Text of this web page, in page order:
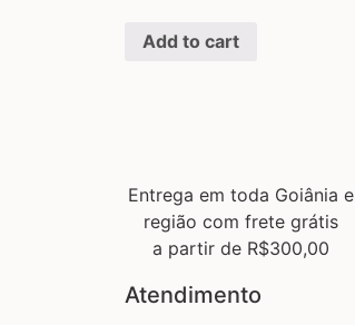
Add to cart
Entrega em toda Goiânia e
região com frete grátis
a partir de R$300,00
Atendimento